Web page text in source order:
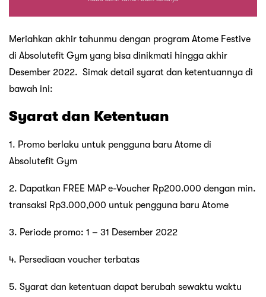
Meriahkan akhir tahunmu dengan program Atome Festive
di Absolutefit Gym yang bisa dinikmati hingga akhir
Desember 2022. Simak detail syarat dan ketentuannya di
bawah ini:
Syarat dan Ketentuan
1. Promo berlaku untuk pengguna baru Atome di
Absolutefit Gym
2. Dapatkan FREE MAP e-Voucher Rp200.000 dengan min.
transaksi Rp3.000,000 untuk pengguna baru Atome
3. Periode promo: 1 – 31 Desember 2022
4. Persediaan voucher terbatas
5. Syarat dan ketentuan dapat berubah sewaktu waktu